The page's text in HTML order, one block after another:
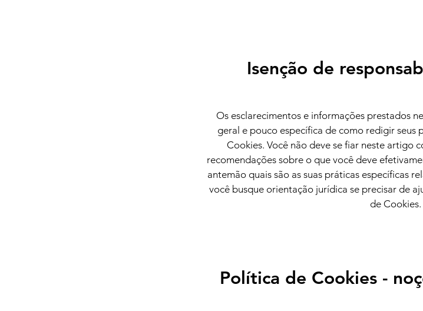
Isenção de
Os esclarecimentos e informações prestados
geral e pouco específica de como redigir
Cookies. Você não deve se fiar neste artigo
recomendações sobre o que você deve
antemão quais são as suas práticas específicas
você busque orientação jurídica se precisar de
de Cookies.
Política de Cookies -